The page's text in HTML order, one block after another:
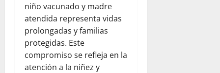
niño vacunado y madre
atendida representa vidas
prolongadas y familias
protegidas. Este
compromiso se refleja en la
atención a la niñez y